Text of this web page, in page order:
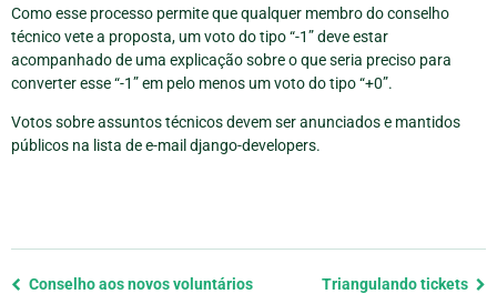
Como esse processo permite que qualquer membro do conselho
técnico vete a proposta, um voto do tipo “-1” deve estar
acompanhado de uma explicação sobre o que seria preciso para
converter esse “-1” em pelo menos um voto do tipo “+0”.
Votos sobre assuntos técnicos devem ser anunciados e mantidos
públicos na lista de e-mail django-developers.
Previous
Conselho aos novos voluntários Triangulando tickets